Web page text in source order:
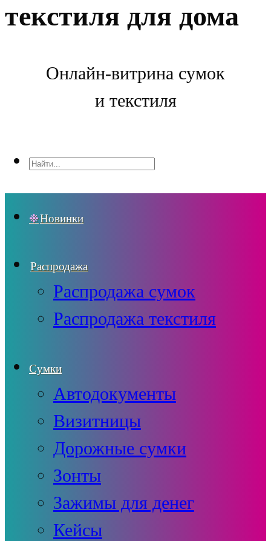
текстиля для дома
Онлайн-витрина сумок
и текстиля
Новинки
Распродажа
Распродажа сумок
Распродажа текстиля
Сумки
Автодокументы
Визитницы
Дорожные сумки
Зонты
Зажимы для денег
Кейсы